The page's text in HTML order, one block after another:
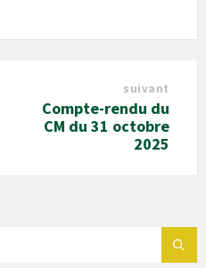
suivant
Compte-rendu du
CM du 31 octobre
2025